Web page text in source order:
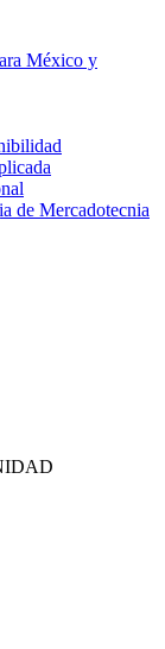
México y
de Mercadotecnia